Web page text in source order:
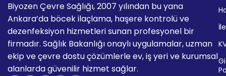
Biyozen Çevre Sağlığı, 2007 yılından bu yana
Ankara’da böcek ilaçlama, haşere kontrolü ve
dezenfeksiyon hizmetleri sunan profesyonel bir
firmadır. Sağlık Bakanlığı onaylı uygulamalar, uzman
ekip ve çevre dostu çözümlerle ev, iş yeri ve kurumsal
alanlarda güvenilir hizmet sağlar.